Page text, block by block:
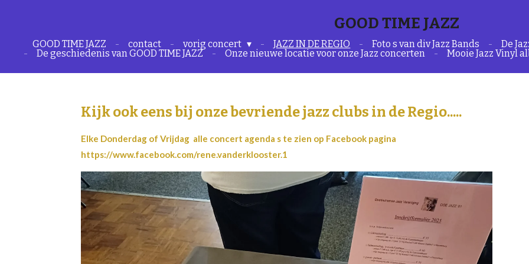
GOOD TIME JAZZ
GOOD TIME JAZZ contact vorig concert JAZZ IN DE REGIO Foto s van div Jazz Bands De
De geschiedenis van GOOD TIME JAZZ
Onze nieuwe locatie voor onze Jazz concerten Mooie Jazz Vinyl
Kijk ook eens bij onze bevriende jazz clubs in de Regio.....
Elke Donderdag of Vrijdag alle concert agenda s te zien op Facebook pagina
https://www.facebook.com/rene.vanderklooster.1